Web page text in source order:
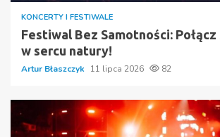
KONCERTY I FESTIWALE
Festiwal Bez Samotności:
w sercu natury!
Artur Błaszczyk 11 lipca 2026 82